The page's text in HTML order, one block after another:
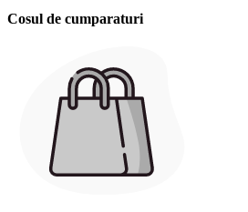
Cosul de cumparaturi